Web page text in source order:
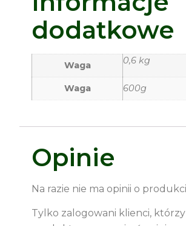
dodatkowe
Waga 0,6 kg
Waga 600g
Opinie
Na razie nie ma opinii o
Tylko zalogowani klienci,